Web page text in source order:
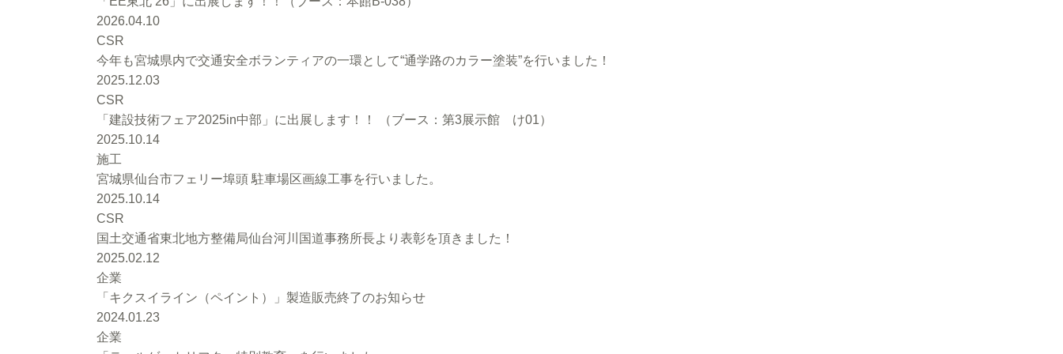
2026.04.10
CSR
今年も宮城県内で交通安全ボランティアの一環として“通学路のカラー塗装”を行いました！
2025.12.03
CSR
「建設技術フェア2025in中部」に出展します！！ （ブース：第3展示館 け01）
2025.10.14
施工
宮城県仙台市フェリー埠頭 駐車場区画線工事を行いました。
2025.10.14
CSR
国土交通省東北地方整備局仙台河川国道事務所長より表彰を頂きました！
2025.02.12
企業
「キクスイライン（ペイント）」製造販売終了のお知らせ
2024.01.23
企業